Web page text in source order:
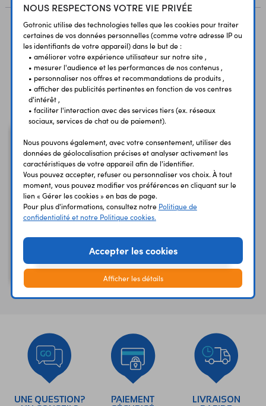
Produits liés à cet article
Vous avez déja consulté
Module multiplexeur I2C
DFR0576
à 8 canaux
UNE QUESTION?
PAIEMENT
LIVRAISON
NOUS RESPECTONS VOTRE VIE PRIVÉE
Gotronic utilise des technologies telles que les cookies pour traiter
certaines de vos données personnelles (comme votre adresse IP ou
les identifiants de votre appareil) dans le but de :
• améliorer votre expérience utilisateur sur notre site ,
• mesurer l'audience et les performances de nos contenus ,
• personnaliser nos offres et recommandations de produits ,
• afficher des publicités pertinentes en fonction de vos centres
d'intérêt ,
• faciliter l'interaction avec des services tiers (ex. réseaux
sociaux, services de chat ou de paiement).
Nous pouvons également, avec votre consentement, utiliser des
données de géolocalisation précises et analyser activement les
caractéristiques de votre appareil afin de l'identifier.
Vous pouvez accepter, refuser ou personnaliser vos choix. À tout
moment, vous pouvez modifier vos préférences en cliquant sur le
lien « Gérer les cookies » en bas de page.
Pour plus d'informations, consultez notre Politique de
confidentialité et notre Politique cookies.
Accepter les cookies
Afficher les détails